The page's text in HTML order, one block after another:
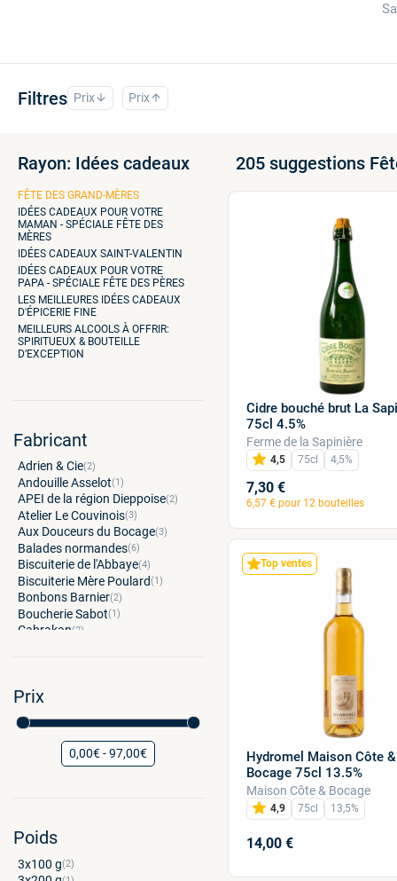
Filtres Prixarrow_downward Prixarrow_upward
Rayon: Idées cadeaux
FÊTE DES GRAND-MÈRES
IDÉES CADEAUX POUR VOTRE
MAMAN - SPÉCIALE FÊTE DES
MÈRES
IDÉES CADEAUX SAINT-VALENTIN
IDÉES CADEAUX POUR VOTRE
PAPA - SPÉCIALE FÊTE DES PÈRES
LES MEILLEURES IDÉES CADEAUX
D'ÉPICERIE FINE
MEILLEURS ALCOOLS À OFFRIR:
SPIRITUEUX & BOUTEILLE
D’EXCEPTION
Fabricant
Adrien & Cie(2)
Andouille Asselot(1)
APEI de la région Dieppoise(2)
Atelier Le Couvinois(3)
Aux Douceurs du Bocage(3)
Balades normandes(6)
Biscuiterie de l'Abbaye(4)
Biscuiterie Mère Poulard(1)
Bonbons Barnier(2)
Boucherie Sabot(1)
Cabrakan(2)
Chevalier d'Argouges
Cidricchus(2)
Coach Réception(2)
Conserverie du Clos Saint Pierre
Domaine des déserts
Dupont d'Isigny
Prix
0,00€ - 97,00€
Poids
3x100 (2)
205 suggestions
Cidre bouché brut La
75cl 4.5%
Ferme de la Sapinière
4,5 75cl 4,5%
7,30 €
6,57 € pour 12 bouteilles
Top ventes
Hydromel Maison Côte &
Bocage 75cl 13.5%
Maison Côte & Bocage
4,9 75cl 13,5%
14,00 €